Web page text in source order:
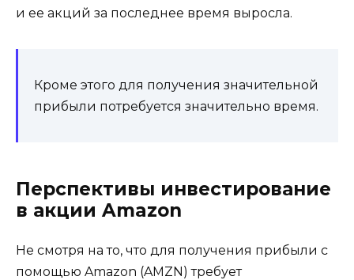
и ее акций за последнее время выросла.
Кроме этого для получения значительной
прибыли потребуется значительно время.
Перспективы инвестирование
в акции Amazon
Не смотря на то, что для получения прибыли с
помощью Amazon (AMZN) требует